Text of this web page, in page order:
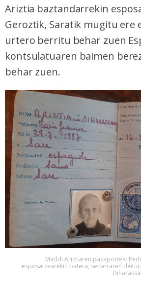
Ariztia baztandarrekin
Geroztik, Saratik mugitu ere
urtero berritu behar zuen
kontsulatuaren baimen
behar zuen.
Maddi Ariztiaren pasaportea:
esposatzearekin batera, senarraren